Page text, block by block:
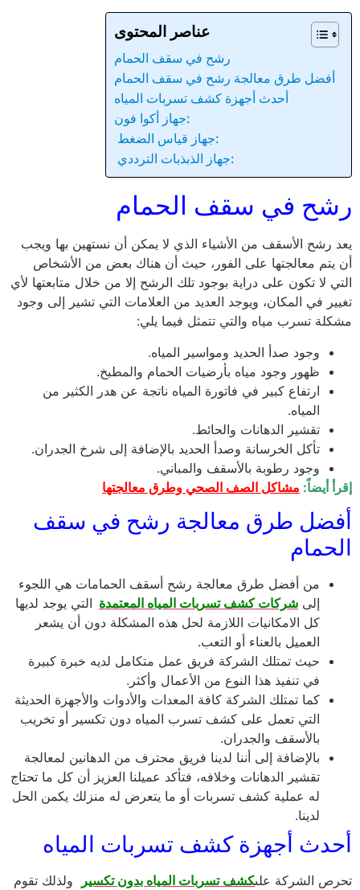
عناصر المحتوى
رشح في سقف الحمام
أفضل طرق معالجة رشح في سقف الحمام
أحدث أجهزة كشف تسربات المياه
جهاز أكوا فون:
جهاز قياس الضغط:
جهاز الذبذبات الترددي:
رشح في سقف الحمام
يعد رشح الأسقف من الأشياء الذي لا يمكن أن نستهين بها ويجب
أن يتم معالجتها على الفور، حيث أن هناك بعض من الأشخاص
التي لا تكون على دراية بوجود تلك الرشح إلا من خلال متابعتها لأي
تغيير في المكان، ويوجد العديد من العلامات التي تشير إلى وجود
مشكلة تسرب مياه والتي تتمثل فيما يلي:
وجود صدأ الحديد ومواسير المياه.
ظهور وجود مياه بأرضيات الحمام والمطبخ.
ارتفاع كبير في فاتورة المياه ناتجة عن هدر الكثير من
المياه.
تقشير الدهانات والحائط.
تأكل الخرسانة وصدأ الحديد بالإضافة إلى شرخ الجدران.
وجود رطوبة بالأسقف والمباني.
إقرأ أيضاً: مشاكل الصف الصحي وطرق معالجتها
أفضل طرق معالجة رشح في سقف
الحمام
من أفضل طرق معالجة رشح أسقف الحمامات هي اللجوء
إلى شركات كشف تسربات المياه المعتمدة التي يوجد لديها
كل الامكانيات اللازمة لحل هذه المشكلة دون أن يشعر
العميل بالعناء أو التعب.
حيث تمتلك الشركة فريق عمل متكامل لديه خبرة كبيرة
في تنفيذ هذا النوع من الأعمال وأكثر.
كما تمتلك الشركة كافة المعدات والأدوات والأجهزة الحديثة
التي تعمل على كشف تسرب المياه دون تكسير أو تخريب
بالأسقف والجدران.
بالإضافة إلى أننا لدينا فريق محترف من الدهانين لمعالجة
تقشير الدهانات وخلافه، فتأكد عميلنا العزيز أن كل ما تحتاج
له عملية كشف تسربات أو ما يتعرض له منزلك يكمن الحل
لدينا.
أحدث أجهزة كشف تسربات المياه
تحرص الشركة علىكشف تسربات المياه بدون تكسير
ولذلك تقوم